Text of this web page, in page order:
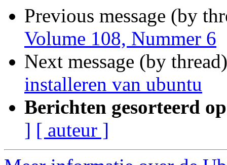
Previous message (by
Volume 108, Nummer 6
Next message (by
installeren van ubuntu
Berichten gesorteerd
] [ auteur ]